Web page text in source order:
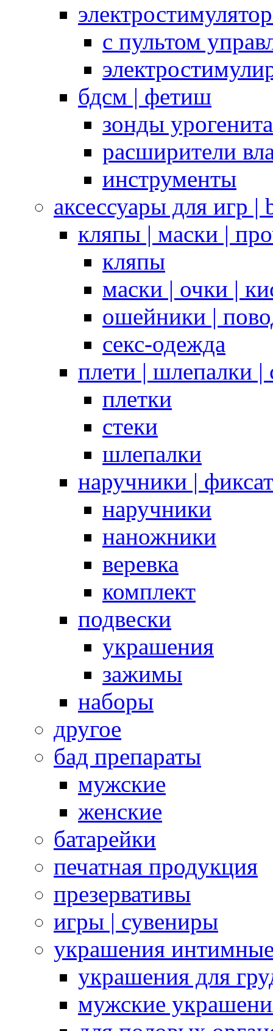
с пультом
бдсм | фетиш
зонды
расширители
инструменты
аксессуары для игр |
кляпы | маски |
кляпы
маски | очки |
ошейники |
секс-одежда
плети | шлепалки |
плетки
стеки
шлепалки
наручники |
наручники
наножники
веревка
комплект
подвески
украшения
зажимы
наборы
другое
бад препараты
мужские
женские
батарейки
печатная продукция
презервативы
игры | сувениры
украшения
украшения для
мужские